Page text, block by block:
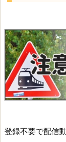
登録不要で配信